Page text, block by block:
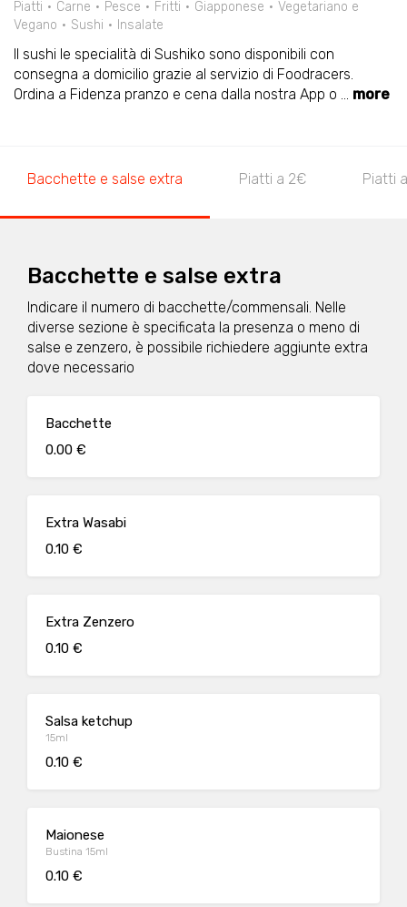
Piatti
Carne Pesce Fritti Giapponese
Vegetariano e
Vegano
Sushi Insalate
Il sushi le specialità di Sushiko sono disponibili con
consegna a domicilio grazie al servizio di Foodracers.
Ordina a Fidenza pranzo e cena dalla nostra App o ... more
Bacchette e salse extra Piatti a 2€ Piatti
Bacchette e salse extra
Indicare il numero di bacchette/commensali. Nelle
diverse sezione è specificata la presenza o meno di
salse e zenzero, è possibile richiedere aggiunte extra
dove necessario
Bacchette
0.00 €
Extra Wasabi
0.10 €
Extra Zenzero
0.10 €
Salsa ketchup
15ml
0.10 €
Maionese
Bustina 15ml
0.10 €